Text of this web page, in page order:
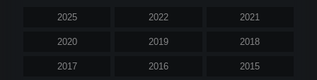
2025 2022 2021
2020 2019 2018
2017 2016 2015